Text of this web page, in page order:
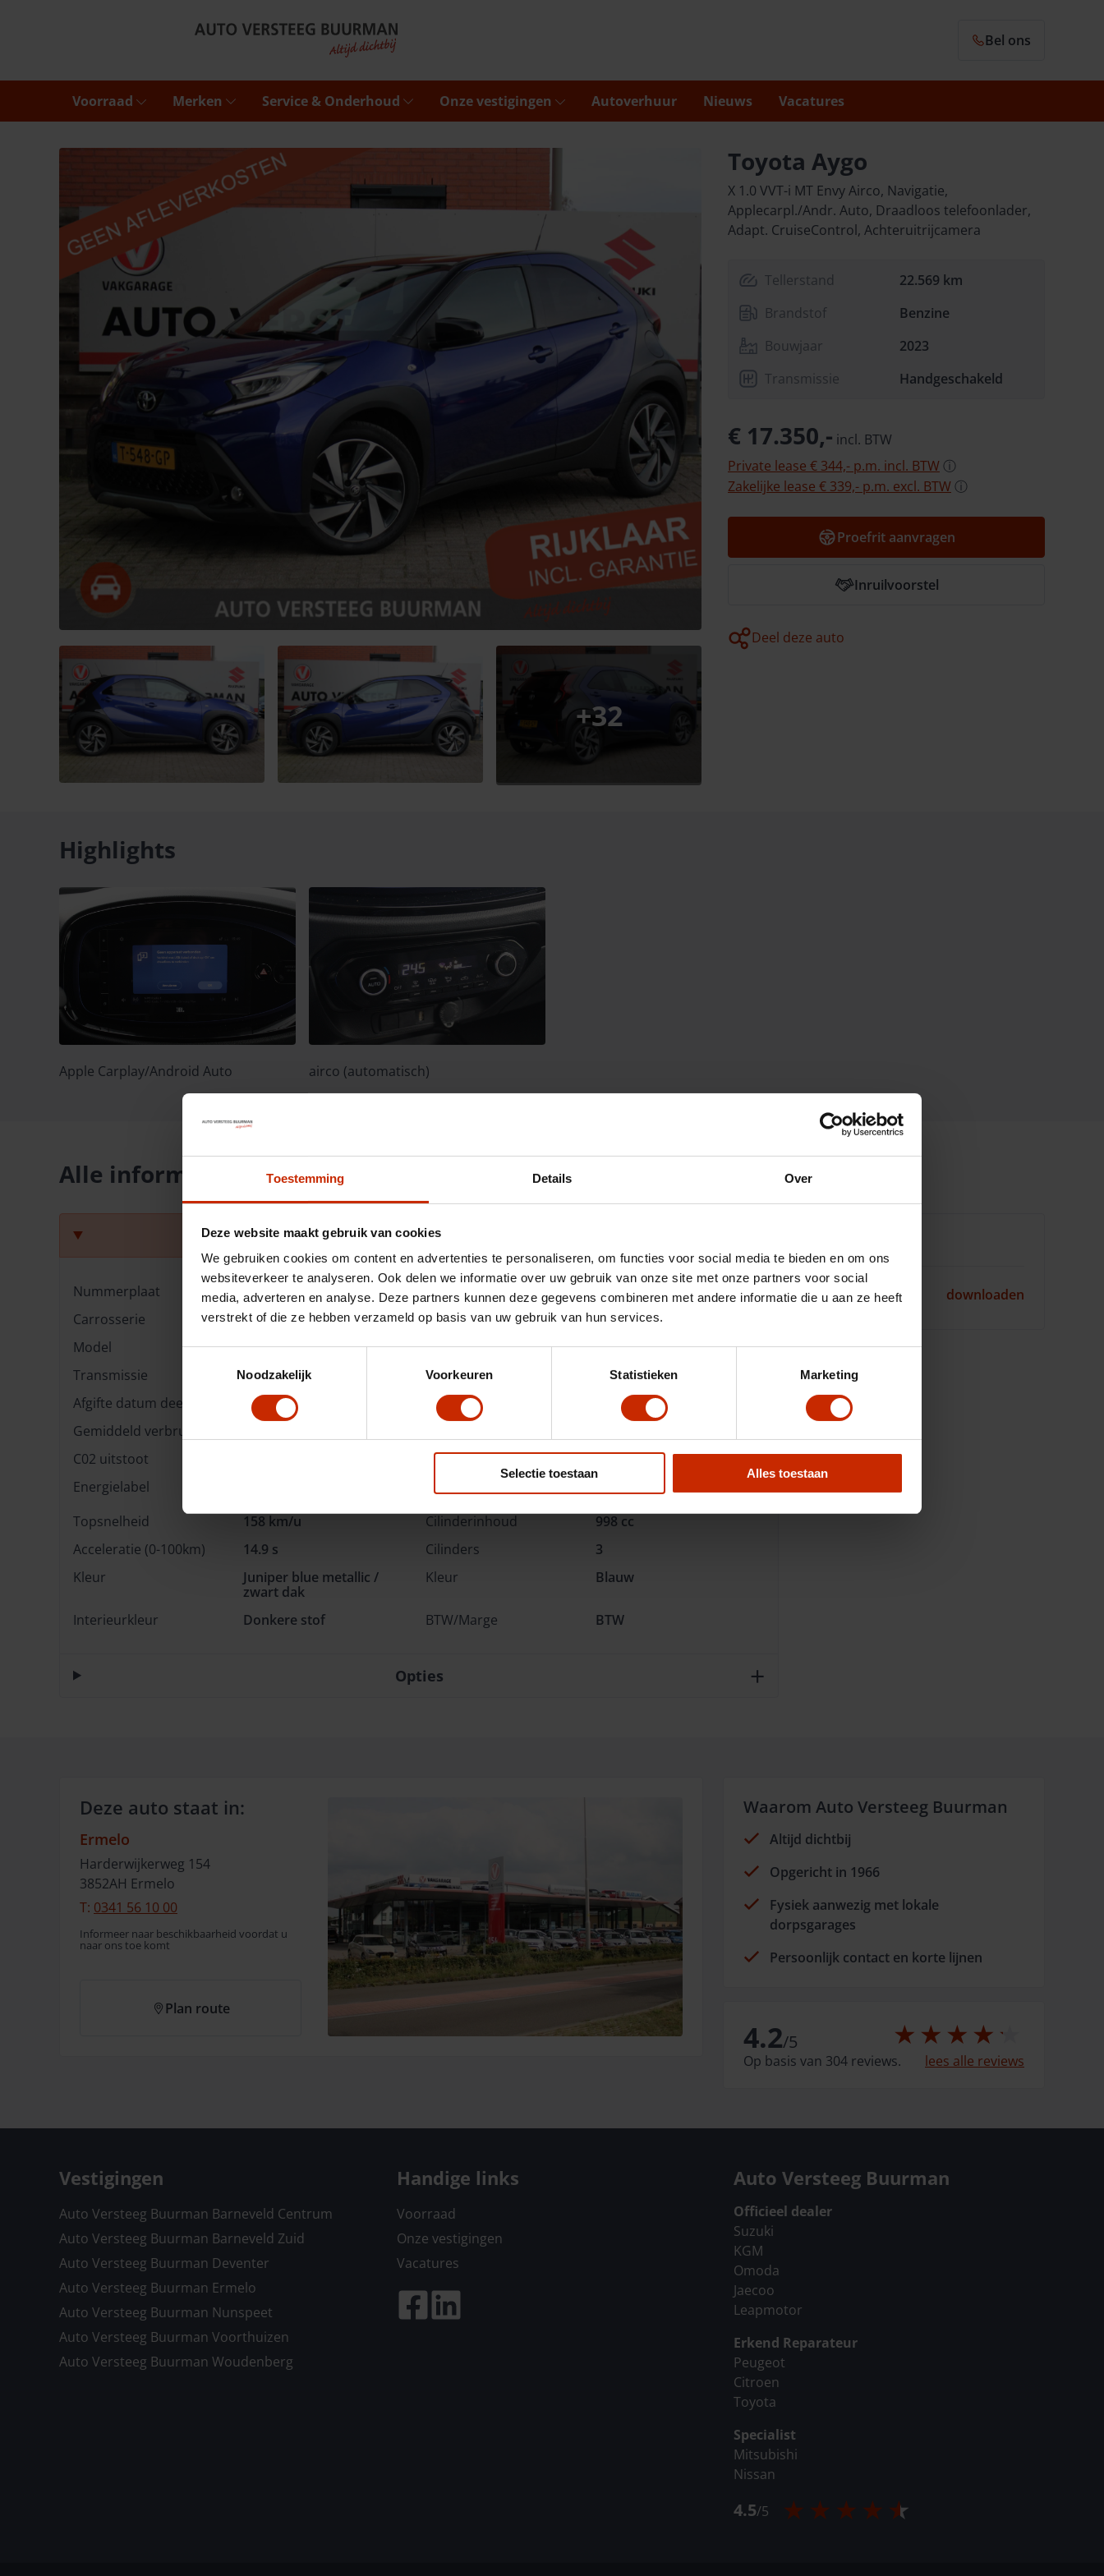
Toestemming Details Over
Deze website maakt gebruik van cookies
We gebruiken cookies om content en advertenties te personaliseren, om functies voor social media te bieden en om ons
websiteverkeer te analyseren. Ook delen we informatie over uw gebruik van onze site met onze partners voor social
media, adverteren en analyse. Deze partners kunnen deze gegevens combineren met andere informatie die u aan ze heeft
verstrekt of die ze hebben verzameld op basis van uw gebruik van hun services.
Noodzakelijk
Voorkeuren Statistieken Marketing
Selectie toestaan Alles toestaan
Bel ons
Voorraad Merken Service & Onderhoud Onze vestigingen Autoverhuur Nieuws Vacatures
+32
Toyota Aygo
X 1.0 VVT-i MT Envy Airco, Navigatie,
Applecarpl./Andr. Auto, Draadloos telefoonlader,
Adapt. CruiseControl, Achteruitrijcamera
Tellerstand
22.569 km
Brandstof
Benzine
Bouwjaar
2023
Transmissie
Handgeschakeld
€ 17.350,- incl. BTW
Private lease € 344,- p.m. incl. BTWⓘ
Zakelijke lease € 339,- p.m. excl. BTWⓘ
Proefrit aanvragen
Inruilvoorstel
Deel deze auto
Highlights
Apple Carplay/Android Auto airco (automatisch)
Alle informatie op een rij
Technische gegevens
Nummerplaat T548GP Chassisnummer
JTDAGNAC500120110
Carrosserie
Hatchback Merk
Toyota
Model
Aygo Type
X 1.0 VVT-i MT Envy
Transmissie
Handgeschakeld Brandstof
Benzine
Afgifte datum deel 1
20-07-2023 Gewicht
930 kg
Gemiddeld verbruik
C02 uitstoot
Motorrijtuigen belasting
€ 92 - 99 per kwartaal
Energielabel
Vermogen
Topsnelheid
158 km/u Cilinderinhoud
998 cc
Acceleratie (0-100km)
14.9 s Cilinders
3
Kleur
Juniper blue metallic /
zwart dak
Kleur Blauw
Interieurkleur Donkere stof BTW/Marge BTW
Opties
RDW
voertuigrapport
downloaden
Deze auto staat in:
Ermelo
Harderwijkerweg 154
3852AH Ermelo
T: 0341 56 10 00
Informeer naar beschikbaarheid voordat u
naar ons toe komt
Plan route
Waarom Auto Versteeg Buurman
Altijd dichtbij
Opgericht in 1966
Fysiek aanwezig met lokale
dorpsgarages
Persoonlijk contact en korte lijnen
4.2/5
Op basis van 304 reviews. lees alle reviews
Vestigingen
Auto Versteeg Buurman Barneveld Centrum
Auto Versteeg Buurman Barneveld Zuid
Auto Versteeg Buurman Deventer
Auto Versteeg Buurman Ermelo
Auto Versteeg Buurman Nunspeet
Auto Versteeg Buurman Voorthuizen
Auto Versteeg Buurman Woudenberg
Handige links
Voorraad
Onze vestigingen
Vacatures
Auto Versteeg Buurman
Officieel dealer
Suzuki
KGM
Omoda
Jaecoo
Leapmotor
Erkend Reparateur
Peugeot
Citroen
Toyota
Specialist
Mitsubishi
Nissan
4.5/5